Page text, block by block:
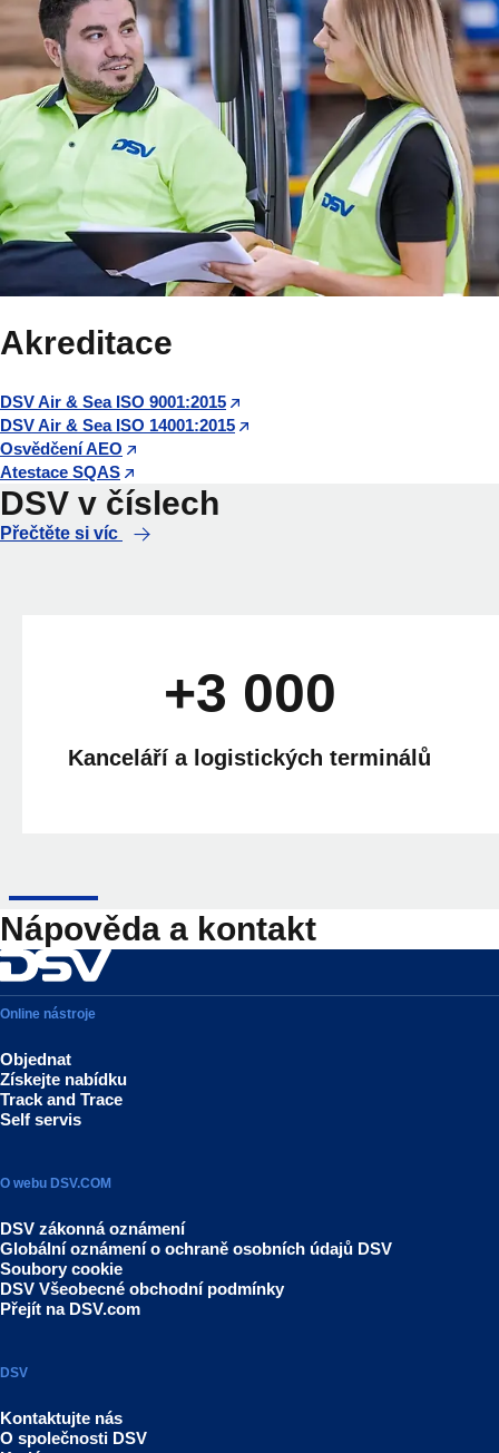
Akreditace
DSV Air & Sea ISO 9001:2015
DSV Air & Sea ISO 14001:2015
Osvědčení AEO
Atestace SQAS
DSV v číslech
Přečtěte si víc
+3 000
Kanceláří a logistických terminálů
Nápověda a kontakt
Online nástroje
Objednat
Získejte nabídku
Track and Trace
Self servis
O webu DSV.COM
DSV zákonná oznámení
Globální oznámení o ochraně osobních údajů DSV
Soubory cookie
DSV Všeobecné obchodní podmínky
Přejít na DSV.com
DSV
Kontaktujte nás
O společnosti DSV